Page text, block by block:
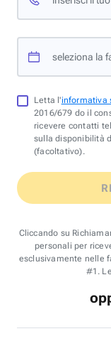
seleziona la
Letta l'informativa
2016/679 do il
ricevere contatti
sulla disponibilità
(facoltativo).
Cliccando su
personali per
esclusivamente nelle
#1.